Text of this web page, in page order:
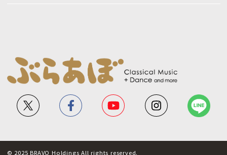
© 2025 BRAVO Holdings All rights reserved.